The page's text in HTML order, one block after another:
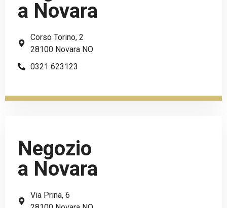
a Novara
Corso Torino, 2
28100 Novara NO
0321 623123
Negozio
a Novara
Via Prina, 6